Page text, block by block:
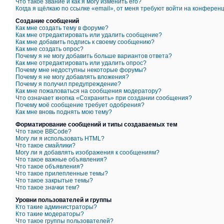
Что такое звание и как я могу изменить его?
Когда я щёлкаю по ссылке «email», от меня требуют войти на
Создание сообщений
Как мне создать тему в форуме?
Как мне отредактировать или удалить сообщение?
Как мне добавить подпись к своему сообщению?
Как мне создать опрос?
Почему я не могу добавить больше вариантов ответа?
Как мне отредактировать или удалить опрос?
Почему мне недоступны некоторые форумы?
Почему я не могу добавлять вложения?
Почему я получил предупреждение?
Как мне пожаловаться на сообщения модератору?
Что означает кнопка «Сохранить» при создании сообщения?
Почему моё сообщение требует одобрения?
Как мне вновь поднять мою тему?
Форматирование сообщений и типы создаваемых тем
Что такое BBCode?
Могу ли я использовать HTML?
Что такое смайлики?
Могу ли я добавлять изображения к сообщениям?
Что такое важные объявления?
Что такое объявления?
Что такое прилепленные темы?
Что такое закрытые темы?
Что такое значки тем?
Уровни пользователей и группы
Кто такие администраторы?
Кто такие модераторы?
Что такое группы пользователей?